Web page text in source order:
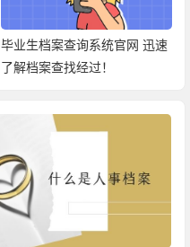
毕业生档案查询系统官网 迅速
了解档案查找经过！